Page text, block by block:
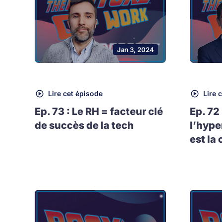
Jan 3, 2024
Lire cet épisode
Ep. 73 : Le RH = facteur clé
de succès de la tech
Lire
Ep.
est la